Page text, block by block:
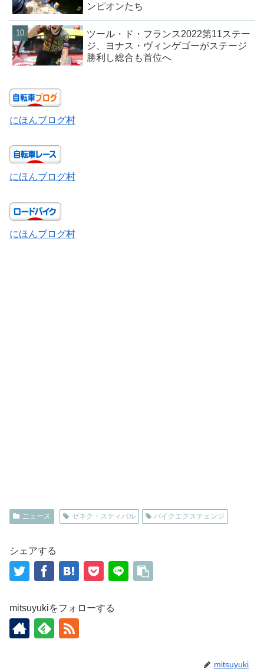
ンピオンたち
ツール・ド・フランス2022第11ステー
ジ、ヨナス・ヴィンゲゴーがステージ
勝利し総合も首位へ
にほんブログ村
にほんブログ村
にほんブログ村
ニュース ゼネク・スティバル バイクエクスチェンジ
シェアする
mitsuyukiをフォローする
mitsuyuki